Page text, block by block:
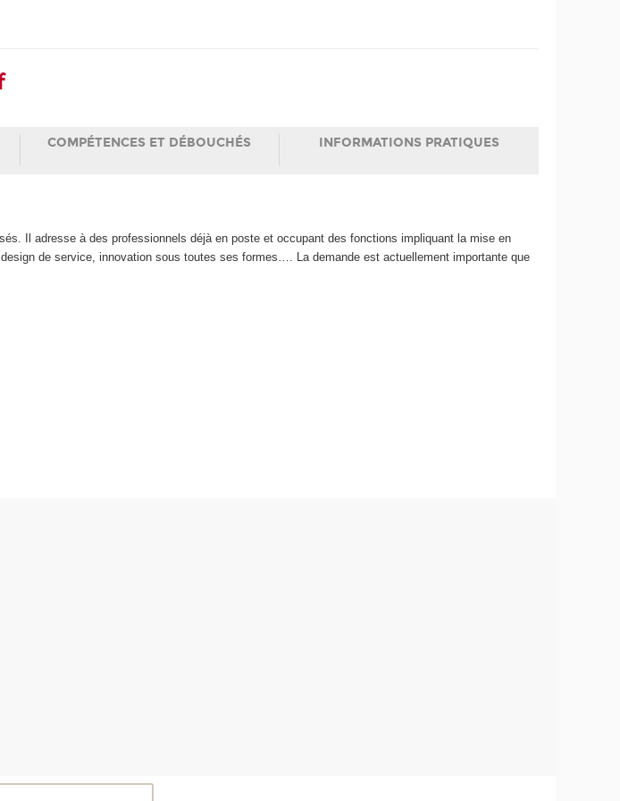
COMPÉTENCES ET DÉBOUCHÉS INFORMATIONS PRATIQUES
Il adresse à des professionnels déjà en poste et occupant des fonctions impliquant la mise en
de service, innovation sous toutes ses formes…. La demande est actuellement importante que